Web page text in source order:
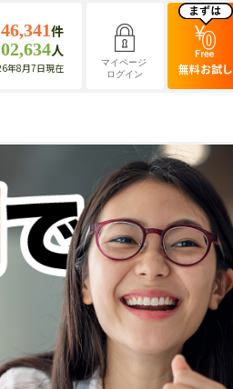
件
人
年8月7日現在
マイページ
ログイン
無料お試し